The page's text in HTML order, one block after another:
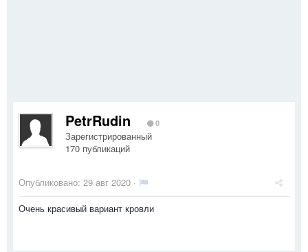
PetrRudin 0
Зарегистрированный
170 публикаций
Опубликовано: 29 авг 2020 ·
Очень красивый вариант кровли